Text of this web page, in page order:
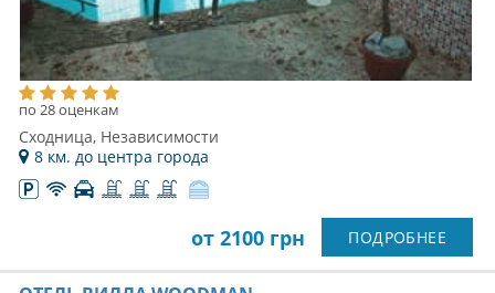
по 28 оценкам
Сходница, Независимости
8 км. до центра города
от 2100 грн ПОДРОБНЕЕ